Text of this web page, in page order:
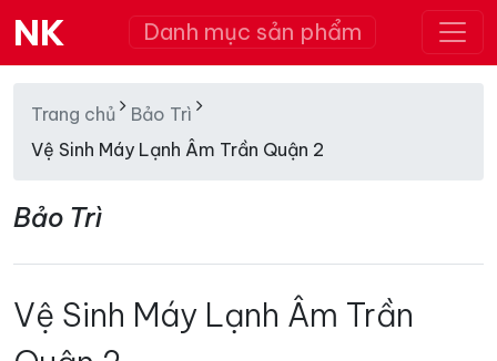
NK Danh mục sản phẩm
Trang chủ
Bảo Trì
Vệ Sinh Máy Lạnh Âm Trần Quận 2
Bảo Trì
Vệ Sinh Máy Lạnh Âm Trần